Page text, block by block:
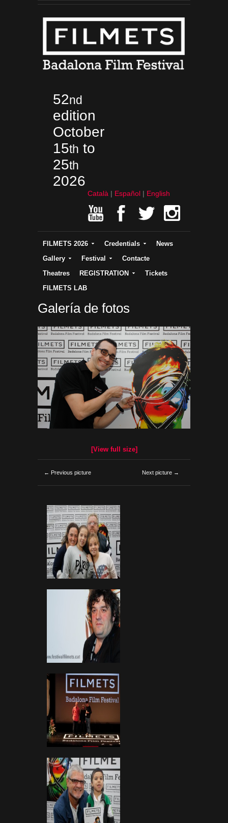
52nd
edition
October
15th to
25th
2026
Català Español English
FILMETS 2026 Credentials
News
Gallery
Festival
Contacte
Theatres
REGISTRATION
Tickets
FILMETS LAB
Galería de fotos
[View full size]
← Previous picture Next picture →